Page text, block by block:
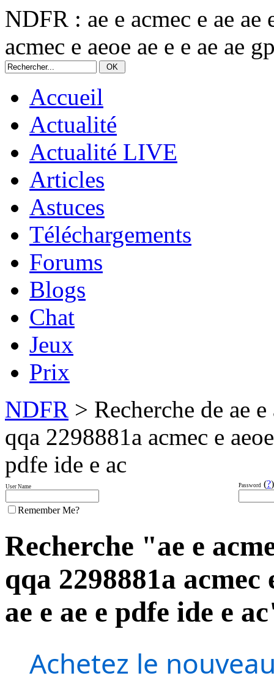
NDFR : ae e acmec e ae ae
acmec e aeoe ae e e ae ae
Accueil
Actualité
Actualité LIVE
Articles
Astuces
Téléchargements
Forums
Blogs
Chat
Jeux
Prix
NDFR > Recherche de ae e
qqa 2298881a acmec e
pdfe ide e ac
User Name Password (?)
Remember Me?
Recherche "ae e
qqa 2298881a acmec
ae e ae e pdfe ide e
Achetez le